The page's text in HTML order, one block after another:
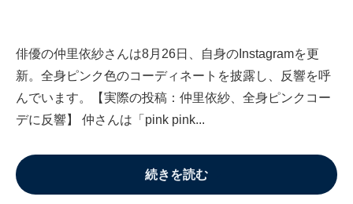
俳優の仲里依紗さんは8月26日、自身のInstagramを更
新。全身ピンク色のコーディネートを披露し、反響を呼
んでいます。【実際の投稿：仲里依紗、全身ピンクコー
デに反響】 仲さんは「pink pink...
続きを読む